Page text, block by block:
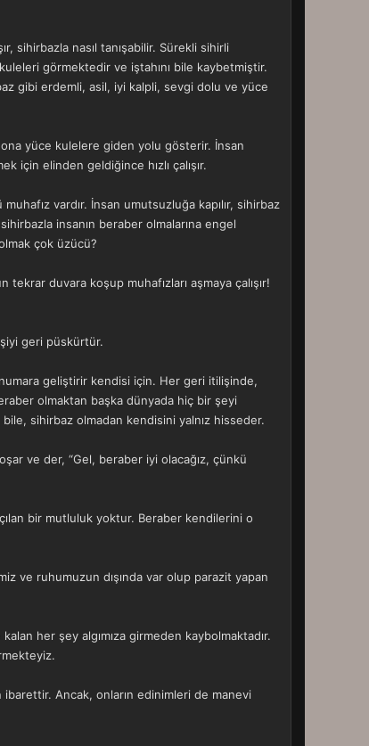
sihirbazla nasıl tanışabilir. Sürekli sihirli
görmektedir ve iştahını bile kaybetmiştir.
gibi erdemli, asil, iyi kalpli, sevgi dolu ve yüce
yüce kulelere giden yolu gösterir. İnsan
için elinden geldiğince hızlı çalışır.
vardır. İnsan umutsuzluğa kapılır, sihirbaz
insanın beraber olmalarına engel
çok üzücü?
duvara koşup muhafızları aşmaya çalışır!
geri püskürtür.
geliştirir kendisi için. Her geri itilişinde,
olmaktan başka dünyada hiç bir şeyi
sihirbaz olmadan kendisini yalnız hisseder.
ve der, “Gel, beraber iyi olacağız, çünkü
bir mutluluk yoktur. Beraber kendilerini o
ve ruhumuzun dışında var olup parazit yapan
her şey algımıza girmeden kaybolmaktadır.
ibarettir. Ancak, onların edinimleri de manevi